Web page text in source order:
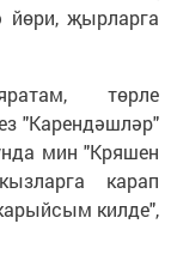
йөри, җырларга
төрле
"Карендәшләр"
мин "Кряшен
карап
килде",